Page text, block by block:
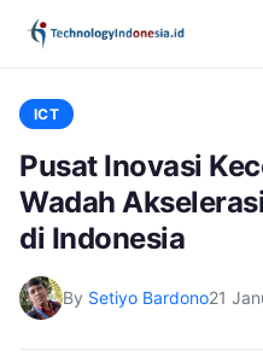
ICT
Pusat Inovasi
Wadah
di Indonesia
By Setiyo Bardono21